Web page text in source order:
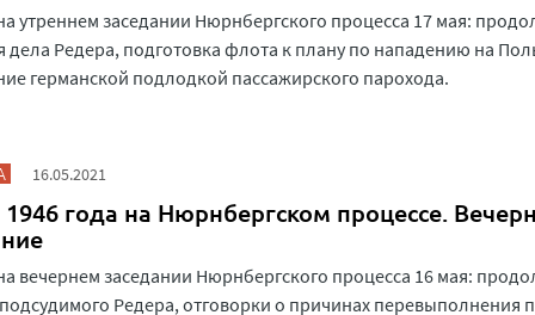
утреннем заседании Нюрнбергского процесса 17 мая:
дела Редера, подготовка флота к плану по нападению на
германской подлодкой пассажирского парохода.
16.05.2021
года на Нюрнбергском процессе.
вечернем заседании Нюрнбергского процесса 16 мая:
Редера, отговорки о причинах перевыполнения